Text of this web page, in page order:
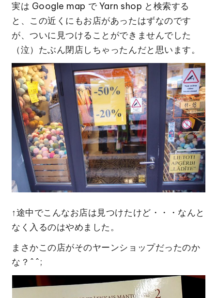
実は Google map で Yarn shop と検索する
と、この近くにもお店があったはずなのです
が、ついに見つけることができませんでした
（泣）たぶん閉店しちゃったんだと思います。
↑途中でこんなお店は見つけたけど・・・なんと
なく入るのはやめました。
まさかこの店がそのヤーンショップだったのか
な？^^;